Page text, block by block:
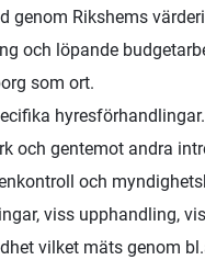
genom Rikshems
och löpande
som ort.
hyresförhandlingar.
och gentemot andra
och
viss upphandling,
vilket mäts genom